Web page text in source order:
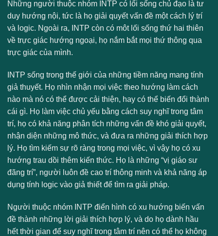
Những người thuộc nhóm INTP có lối sống chủ đạo là tư
duy hướng nội, tức là họ giải quyết vấn đề một cách lý trí
và logic. Ngoài ra, INTP còn có môt lối sống thứ hai thiên
về trực giác hướng ngoại, họ nắm bắt mọi thứ thông qua
trực giác của mình.
INTP sống trong thế giới của những tiềm năng mang tính
giả thuyết. Họ nhìn nhận mọi việc theo hướng làm cách
nào mà nó có thể được cải thiện, hay có thể biến đổi thành
cái gì. Họ làm việc chủ yếu bằng cách suy nghĩ trong tâm
trí, họ có khả năng phân tích những vấn đề khó giải quyết,
nhận diện những mô thức, và đưa ra những giải thích hợp
lý. Họ tìm kiếm sự rõ ràng trong mọi việc, vì vậy họ có xu
hướng trau dồi thêm kiến thức. Họ là những “vị giáo sư
đãng trí”, người luôn đề cao trí thông minh và khả năng áp
dụng tính logic vào giả thiết để tìm ra giải pháp.
Người thuộc nhóm INTP điển hình có xu hướng biến vấn
đề thành những lời giải thích hợp lý, và do họ dành hầu
hết thời gian để suy nghĩ trong tâm trí nên có thể họ không